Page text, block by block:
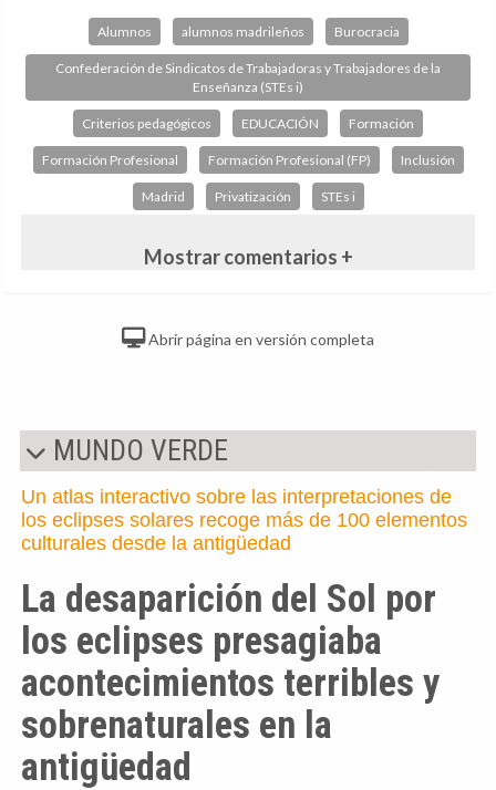
Alumnos alumnos madrileños Burocracia
Confederación de Sindicatos de Trabajadoras y Trabajadores de la
Enseñanza (STEs i)
Criterios pedagógicos EDUCACIÓN Formación
Formación Profesional Formación Profesional (FP) Inclusión
Madrid Privatización STEs i
Mostrar comentarios +
Abrir página en versión completa
MUNDO VERDE
Un atlas interactivo sobre las interpretaciones de
los eclipses solares recoge más de 100 elementos
culturales desde la antigüedad
La desaparición del Sol por
los eclipses presagiaba
acontecimientos terribles y
sobrenaturales en la
antigüedad